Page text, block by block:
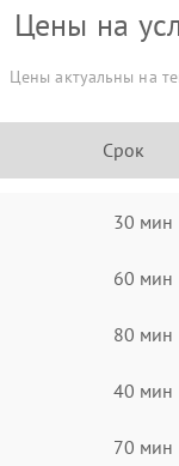
Цены на
Цены актуальны на
Срок
30 мин
60 мин
80 мин
40 мин
70 мин